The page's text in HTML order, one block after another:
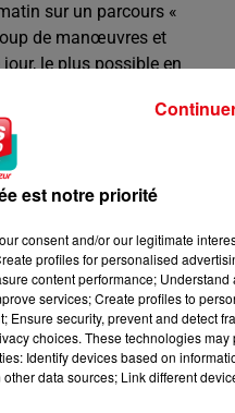
sur un parcours «
de manœuvres et
le plus possible en
épuise les marins. Les
physique, menés par des
d’Antibes disparu en
est notre priorité
consent and/or our legitimate
profiles for personalised
content performance; Understand
services; Create profiles to
security, prevent and detect
choices. These technologies may
Identify devices based on
data sources; Link different